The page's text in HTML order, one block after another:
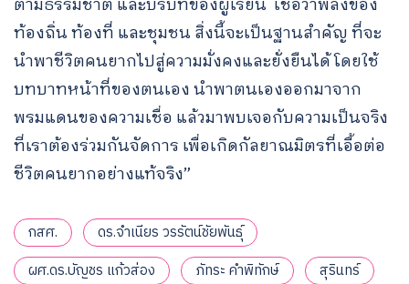
ท้องถิ่น ท้องที่ และชุมชน สิ่งนี้จะเป็นฐานสำคัญ ที่จะ
นำพาชีวิตคนยากไปสู่ความมั่งคงและยั่งยืนได้ โดยใช้
บทบาทหน้าที่ของตนเอง นำพาตนเองออกมาจาก
พรมแดนของความเชื่อ แล้วมาพบเจอกับความเป็นจริง
ที่เราต้องร่วมกันจัดการ เพื่อเกิดกัลยาณมิตรที่เอื้อต่อ
ชีวิตคนยากอย่างแท้จริง”
กสศ.
ดร.จำเนียร วรรัตน์ชัยพันธุ์
ผศ.ดร.บัญชร แก้วส่อง
ภัทระ คำพิทักษ์ สุรินทร์